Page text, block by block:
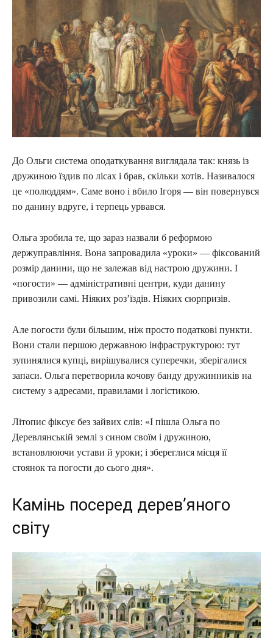
До Ольги система оподаткування виглядала так: князь із
дружиною їздив по лісах і брав, скільки хотів. Називалося
це «полюддям». Саме воно і вбило Ігоря — він повернувся
по данину вдруге, і терпець урвався.
Ольга зробила те, що зараз назвали б реформою
держуправління. Вона запровадила «уроки» — фіксований
розмір данини, що не залежав від настрою дружини. І
«погости» — адміністративні центри, куди данину
привозили самі. Ніяких роз’їздів. Ніяких сюрпризів.
Але погости були більшим, ніж просто податкові пункти.
Вони стали першою державною інфраструктурою: тут
зупинялися купці, вирішувалися суперечки, зберігалися
запаси. Ольга перетворила кочову банду дружинників на
систему з адресами, правилами і логістикою.
Літопис фіксує без зайвих слів: «І пішла Ольга по
Деревлянській землі з сином своїм і дружиною,
встановлюючи устави й уроки; і збереглися місця її
стоянок та погости до сього дня».
Камінь посеред дерев’яного
світу